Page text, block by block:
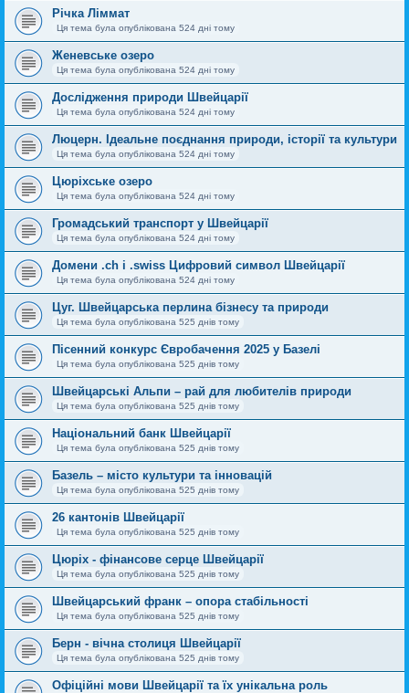
Річка Ліммат
Ця тема була опублікована 524 дні тому
Женевське озеро
Ця тема була опублікована 524 дні тому
Дослідження природи Швейцарії
Ця тема була опублікована 524 дні тому
Люцерн. Ідеальне поєднання природи, історії та культури
Ця тема була опублікована 524 дні тому
Цюріхське озеро
Ця тема була опублікована 524 дні тому
Громадський транспорт у Швейцарії
Ця тема була опублікована 524 дні тому
Домени .ch і .swiss Цифровий символ Швейцарії
Ця тема була опублікована 524 дні тому
Цуг. Швейцарська перлина бізнесу та природи
Ця тема була опублікована 525 днів тому
Пісенний конкурс Євробачення 2025 у Базелі
Ця тема була опублікована 525 днів тому
Швейцарські Альпи – рай для любителів природи
Ця тема була опублікована 525 днів тому
Національний банк Швейцарії
Ця тема була опублікована 525 днів тому
Базель – місто культури та інновацій
Ця тема була опублікована 525 днів тому
26 кантонів Швейцарії
Ця тема була опублікована 525 днів тому
Цюріх - фінансове серце Швейцарії
Ця тема була опублікована 525 днів тому
Швейцарський франк – опора стабільності
Ця тема була опублікована 525 днів тому
Берн - вічна столиця Швейцарії
Ця тема була опублікована 525 днів тому
Офіційні мови Швейцарії та їх унікальна роль